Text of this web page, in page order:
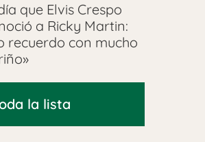
que Elvis Crespo
a Ricky Martin:
recuerdo con mucho
la lista